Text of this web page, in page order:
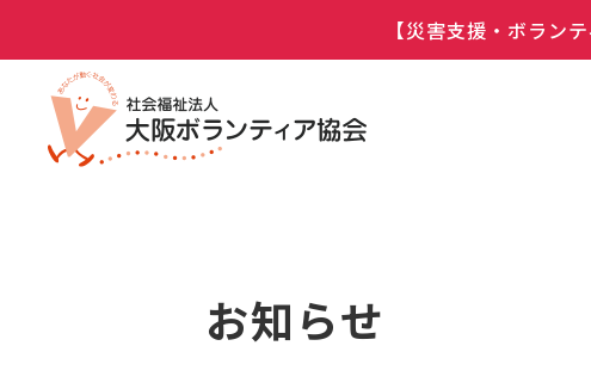
【災害支援・ボラン
お知らせ